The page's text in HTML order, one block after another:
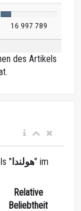
16 997 789
des Artikels
"هولندا" im
Relative
Beliebtheit